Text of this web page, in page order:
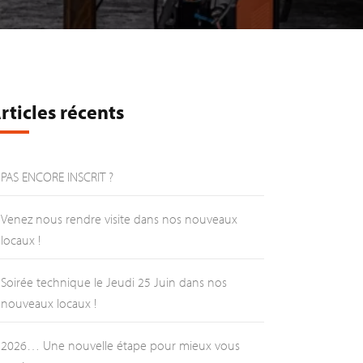
récents
PAS ENCORE INSCRIT ?
Venez nous rendre visite dans nos nouveaux
locaux !
Soirée technique le Jeudi 25 Juin dans nos
nouveaux locaux !
2026… Une nouvelle étape pour mieux vous